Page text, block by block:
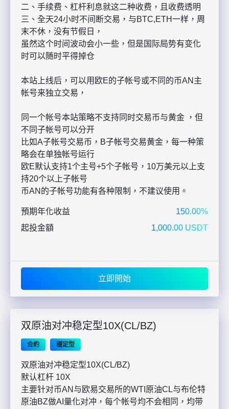
二、手续费、杠杆利息就这二种收费，且收费透明
三、全天24小时不间断交易，与BTC,ETH一样，周
末不休，没有节假日，
虽然这个时间波动会小一些，但是国际局势有变化
时可以随时平得掉仓
本站上线后，可以用欧E的子帐号或不同的币AN主
帐号来独立交易，
同一个帐号本站策略不支持同时交易币与黄金 ，但
不同子帐号可以分开
比如A子帐号交易币，B子帐号交易黄金，每一种策
略会在单独帐号运行
欧E默认支持1个主号+5个子帐号，10万美元以上支
持20个以上子帐号
币AN的子帐号功能有各种限制，不建议使用。
預期年化收益
150.00%
起投金額
1,000.00 USDT
立即開始
双原油对冲稳定型10X(CL/BZ)
合約 穩定型
双原油对冲稳定型10X(CL/BZ)
默认杠杆 10X
主要针对币AN与欧易交易所的WTI原油CL与布伦特
原油BZ做AI量化对冲，每个帐号均不会相同，均带